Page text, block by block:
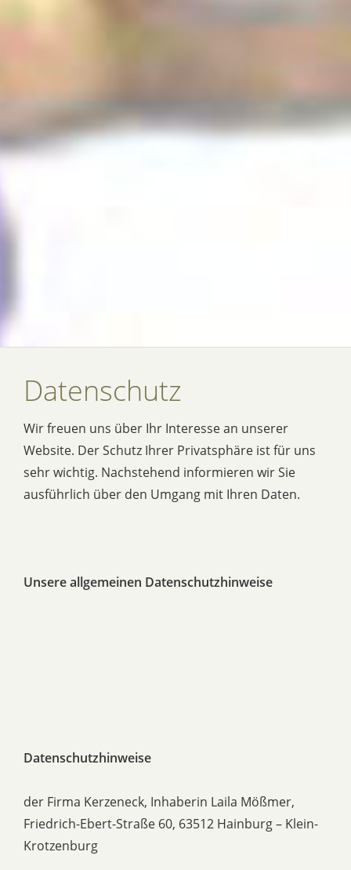
Datenschutz
Wir freuen uns über Ihr Interesse an unserer
Website. Der Schutz Ihrer Privatsphäre ist für uns
sehr wichtig. Nachstehend informieren wir Sie
ausführlich über den Umgang mit Ihren Daten.
Unsere allgemeinen Datenschutzhinweise
Datenschutzhinweise
der Firma Kerzeneck, Inhaberin Laila Mößmer,
Friedrich-Ebert-Straße 60, 63512 Hainburg – Klein-
Krotzenburg